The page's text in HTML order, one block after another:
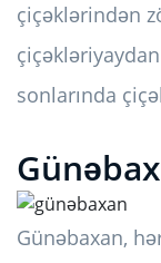
çiçəklərindən
çiçəkləri
sonlarında
Günəbaxan,